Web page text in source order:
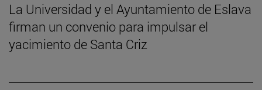
La Universidad y el Ayuntamiento de Eslava
firman un convenio para impulsar el
yacimiento de Santa Criz